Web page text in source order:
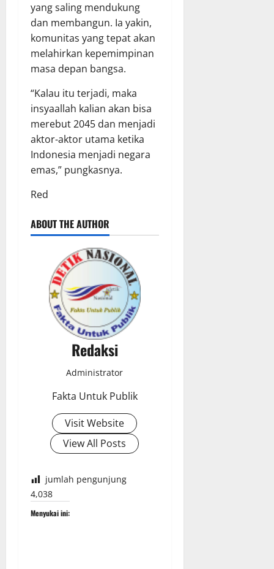
yang saling mendukung
dan membangun. Ia yakin,
komunitas yang tepat akan
melahirkan kepemimpinan
masa depan bangsa.
“Kalau itu terjadi, maka
insyaallah kalian akan bisa
merebut 2045 dan menjadi
aktor-aktor utama ketika
Indonesia menjadi negara
emas,” pungkasnya.
Red
ABOUT THE AUTHOR
Redaksi
Administrator
Fakta Untuk Publik
Visit Website
View All Posts
jumlah pengunjung
4,038
Menyukai ini: